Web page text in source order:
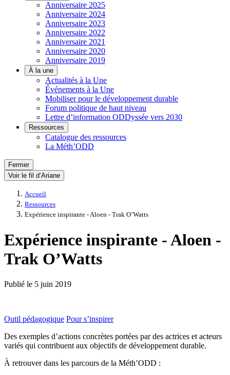
Anniversaire 2025
Anniversaire 2024
Anniversaire 2023
Anniversaire 2022
Anniversaire 2021
Anniversaire 2020
Anniversaire 2019
À la une
Actualités à la Une
Événements à la Une
Mobiliser pour le développement durable
Forum politique de haut niveau
Lettre d’information ODDyssée vers 2030
Ressources
Catalogue des ressources
La Méth’ODD
Fermer
Voir le fil d’Ariane
Accueil
Ressources
Expérience inspirante - Aloen - Trak O’Watts
Expérience inspirante - Aloen -
Trak O’Watts
Publié le 5 juin 2019
Outil pédagogique Pour s’inspirer
Des exemples d’actions concrètes portées par des actrices et acteurs
variés qui contribuent aux objectifs de développement durable.
À retrouver dans les parcours de la Méth’ODD :